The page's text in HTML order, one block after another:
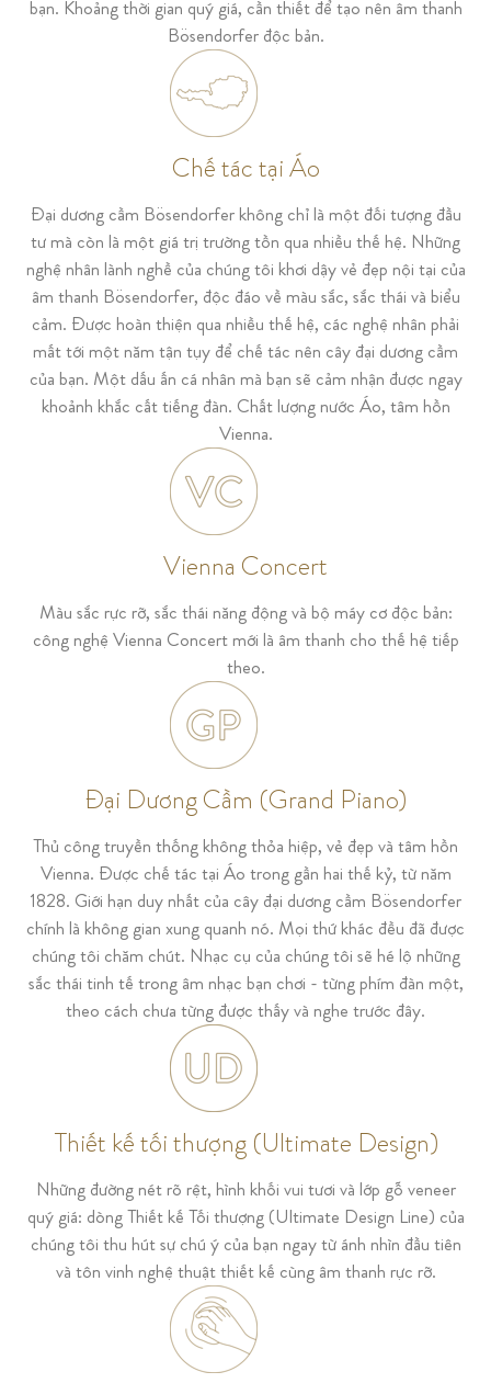
bạn. Khoảng thời gian quý giá, cần thiết để tạo nên âm thanh
Bösendorfer độc bản.
Chế tác tại Áo
Đại dương cầm Bösendorfer không chỉ là một đối tượng đầu
tư mà còn là một giá trị trường tồn qua nhiều thế hệ. Những
nghệ nhân lành nghề của chúng tôi khơi dậy vẻ đẹp nội tại của
âm thanh Bösendorfer, độc đáo về màu sắc, sắc thái và biểu
cảm. Được hoàn thiện qua nhiều thế hệ, các nghệ nhân phải
mất tới một năm tận tụy để chế tác nên cây đại dương cầm
của bạn. Một dấu ấn cá nhân mà bạn sẽ cảm nhận được ngay
khoảnh khắc cất tiếng đàn. Chất lượng nước Áo, tâm hồn
Vienna.
Vienna Concert
Màu sắc rực rỡ, sắc thái năng động và bộ máy cơ độc bản:
công nghệ Vienna Concert mới là âm thanh cho thế hệ tiếp
theo.
Đại Dương Cầm (Grand Piano)
Thủ công truyền thống không thỏa hiệp, vẻ đẹp và tâm hồn
Vienna. Được chế tác tại Áo trong gần hai thế kỷ, từ năm
1828. Giới hạn duy nhất của cây đại dương cầm Bösendorfer
chính là không gian xung quanh nó. Mọi thứ khác đều đã được
chúng tôi chăm chút. Nhạc cụ của chúng tôi sẽ hé lộ những
sắc thái tinh tế trong âm nhạc bạn chơi - từng phím đàn một,
theo cách chưa từng được thấy và nghe trước đây.
Thiết kế tối thượng (Ultimate Design)
Những đường nét rõ rệt, hình khối vui tươi và lớp gỗ veneer
quý giá: dòng Thiết kế Tối thượng (Ultimate Design Line) của
chúng tôi thu hút sự chú ý của bạn ngay từ ánh nhìn đầu tiên
và tôn vinh nghệ thuật thiết kế cùng âm thanh rực rỡ.